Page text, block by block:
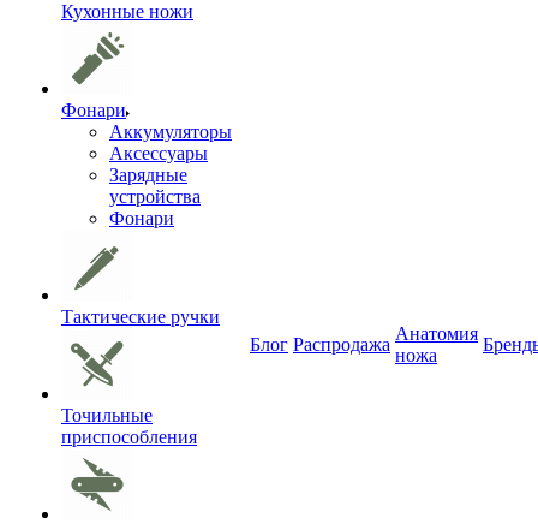
Кухонные ножи
Фонари
Аккумуляторы
Аксессуары
Зарядные
устройства
Фонари
Тактические ручки
Точильные
приспособления
Блог Распродажа
Анатомия
ножа